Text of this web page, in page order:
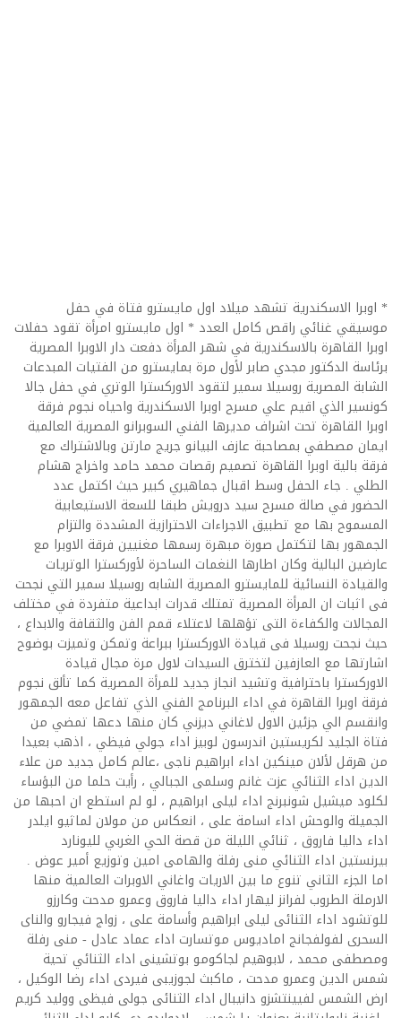
* اوبرا الاسكندرية تشهد ميلاد اول مايسترو فتاة في حفل
موسيقي غنائي راقص كامل العدد * اول مايسترو امرأة تقود حفلات
اوبرا القاهرة بالاسكندرية في شهر المرأة دفعت دار الاوبرا المصرية
برئاسة الدكتور مجدي صابر لأول مرة بمايسترو من الفتيات المبدعات
الشابة المصرية روسيلا سمير لتقود الاوركسترا الوتري في حفل جالا
كونسير الذي اقيم علي مسرح اوبرا الاسكندرية واحياه نجوم فرقة
اوبرا القاهرة تحت اشراف مديرها الفني السوبرانو المصرية العالمية
ايمان مصطفي بمصاحبة عازف البيانو جريج مارتن وبالاشتراك مع
فرقة بالية اوبرا القاهرة تصميم رقصات محمد حامد واخراج هشام
الطلي . جاء الحفل وسط اقبال جماهيري كبير حيث اكتمل عدد
الحضور في صالة مسرح سيد درويش طبقا للسعة الاستيعابية
المسموح بها مع تطبيق الاجراءات الاحترازية المشددة والتزام
الجمهور بها لتكتمل صورة مبهرة رسمها مغنيين فرقة الاوبرا مع
عارضين البالية وكان اطارها النغمات الساحرة لأوركسترا الوتريات
والقيادة النسائية للمايسترو المصرية الشابه روسيلا سمير التي نجحت
فى اثبات ان المرأة المصرية تمتلك قدرات ابداعية متفردة في مختلف
المجالات والكفاءة التى تؤهلها لاعتلاء قمم الفن والثقافة والابداع ،
حيث نجحت روسيلا فى قيادة الاوركسترا ببراعة وتمكن وتميزت بوضوح
اشارتها مع العازفين لتخترق السيدات لاول مرة مجال قيادة
الاوركسترا باحترافية وتشيد انجاز جديد للمرأة المصرية كما تألق نجوم
فرقة اوبرا القاهرة في اداء البرنامج الفني الذي تفاعل معه الجمهور
وانقسم الي جزئين الاول لاغاني ديزني كان منها دعها تمضي من
فتاة الجليد لكريستين اندرسون لوبيز اداء جولي فيظي ، اذهب بعيدا
من هرقل لألان مينكين اداء ابراهيم ناجى ،عالم كامل جديد من علاء
الدين اداء الثنائي عزت غانم وسلمى الجبالي ، رأيت حلما من البؤساء
لكلود ميشيل شونبرنج اداء ليلى ابراهيم ، لو لم استطع ان احبها من
الجميلة والوحش اداء اسامة على ، انعكاس من مولان لماثيو ايلدر
اداء داليا فاروق ، ثنائي الليلة من قصة الحي الغربي لليونارد
بيرنستين اداء الثنائي منى رفلة والهامى امين وتوزيع أمير عوض .
اما الجزء الثاني تنوع ما بين الاريات واغاني الاوبرات العالمية منها
الارملة الطروب لفرانز ليهار اداء داليا فاروق وعمرو مدحت وكارزو
للوتشود اداء الثنائى ليلى ابراهيم وأسامة على ، زواج فيجارو والناى
السحرى لفولفجانج اماديوس موتسارت اداء عماد عادل - منى رفلة
ومصطفى محمد ، لابوهيم لجاكومو بوتشينى اداء الثنائي تحية
شمس الدين وعمرو مدحت ، ماكبث لجوزيبى فيردى اداء رضا الوكيل ،
ارض الشمس لفيينتشزو دانيبال اداء الثنائى جولى فيظى ووليد كريم